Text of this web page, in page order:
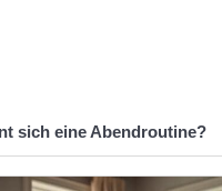
sich eine Abendroutine?